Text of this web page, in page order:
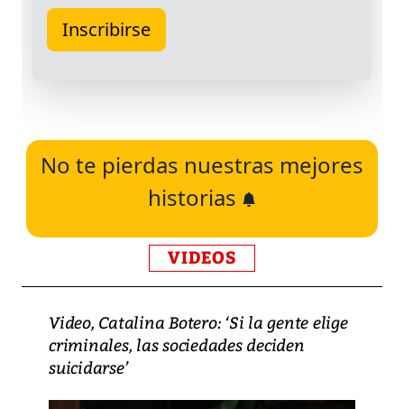
No te pierdas nuestras mejores
historias
VIDEOS
Video, Catalina Botero: ‘Si la gente elige
criminales, las sociedades deciden
suicidarse’